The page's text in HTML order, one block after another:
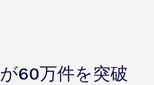
60万件を突破